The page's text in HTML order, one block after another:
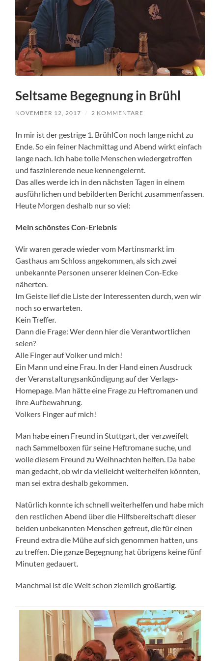
Seltsame Begegnung in Brühl
NOVEMBER 12, 2017 / 2 KOMMENTARE
In mir ist der gestrige 1. BrühlCon noch lange nicht zu
Ende. So ein feiner Nachmittag und Abend wirkt einfach
lange nach. Ich habe tolle Menschen wiedergetroffen
und faszinierende neue kennengelernt.
Das alles werde ich in den nächsten Tagen in einem
ausführlichen und bebilderten Bericht zusammenfassen.
Heute Morgen deshalb nur so viel:
Mein schönstes Con-Erlebnis
Wir waren gerade wieder vom Martinsmarkt im
Gasthaus am Schloss angekommen, als sich zwei
unbekannte Personen unserer kleinen Con-Ecke
näherten.
Im Geiste lief die Liste der Interessenten durch, wen wir
noch so erwarteten.
Kein Treffer.
Dann die Frage: Wer denn hier die Verantwortlichen
seien?
Alle Finger auf Volker und mich!
Ein Mann und eine Frau. In der Hand einen Ausdruck
der Veranstaltungsankündigung auf der Verlags-
Homepage. Man hätte eine Frage zu Heftromanen und
ihre Aufbewahrung.
Volkers Finger auf mich!
Man habe einen Freund in Stuttgart, der verzweifelt
nach Sammelboxen für seine Heftromane suche, und
wolle diesem Freund zu Weihnachten helfen. Da habe
man gedacht, ob wir da vielleicht weiterhelfen könnten,
man sei extra deshalb gekommen.
Natürlich konnte ich schnell weiterhelfen und habe mich
den restlichen Abend über die Hilfsbereitschaft dieser
beiden unbekannten Menschen gefreut, die für einen
Freund extra die Mühe auf sich genommen hatten, uns
zu treffen. Die ganze Begegnung hat übrigens keine fünf
Minuten gedauert.
Manchmal ist die Welt schon ziemlich großartig.